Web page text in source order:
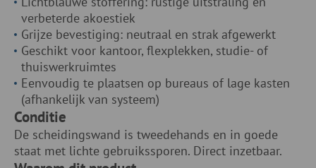
verbeterde akoestiek
Grijze bevestiging: neutraal en strak afgewerkt
Geschikt voor kantoor, flexplekken, studie- of
thuiswerkruimtes
Eenvoudig te plaatsen op bureaus of lage kasten
(afhankelijk van systeem)
Conditie
De scheidingswand is tweedehands en in goede
staat met lichte gebruikssporen. Direct inzetbaar.